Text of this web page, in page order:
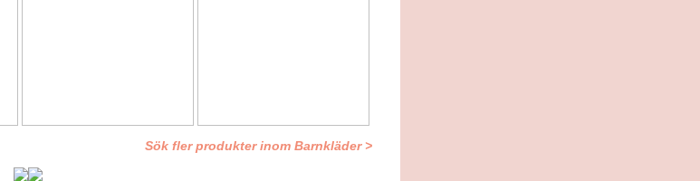
Sök fler produkter inom Barnkläder >